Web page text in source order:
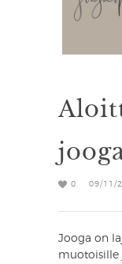
0 09/11/
Jooga on
muotoisille